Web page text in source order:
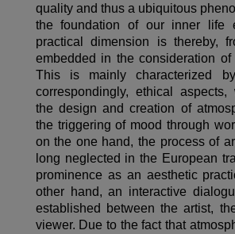
quality and thus a ubiquitous
the foundation of our inner life
practical dimension is thereby,
embedded in the consideration of
This is mainly characterized
correspondingly, ethical aspects,
the design and creation of
the triggering of mood through
on the one hand, the process of
long neglected in the European
prominence as an aesthetic
other hand, an interactive
established between the artist,
viewer. Due to the fact that